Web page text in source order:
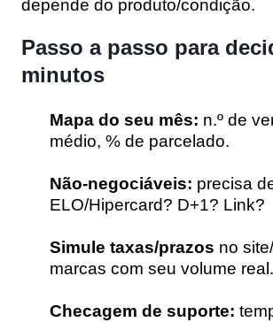
depende do produto/condição.
Passo a passo para
minutos
Mapa do seu mês: n.º de
médio, % de parcelado.
Não-negociáveis: precisa
ELO/Hipercard? D+1? Link?
Simule taxas/prazos no
marcas com seu volume real.
Checagem de suporte: